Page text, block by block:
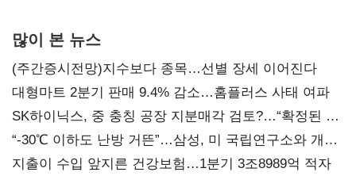
많이 본 뉴스
(주간증시전망)지수보다 종목…선별 장세 이어진다
대형마트 2분기 판매 9.4% 감소…홈플러스 사태 여파
SK하이닉스, 중 충칭 공장 지분매각 검토?…“확정된 바
없어”
“-30℃ 이하도 난방 거뜬”…삼성, 미 국립연구소와 개발
협력
지출이 수입 앞지른 건강보험…1분기 3조8989억 적자